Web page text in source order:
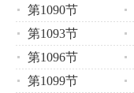
第1090节
第1093节
第1096节
第1099节